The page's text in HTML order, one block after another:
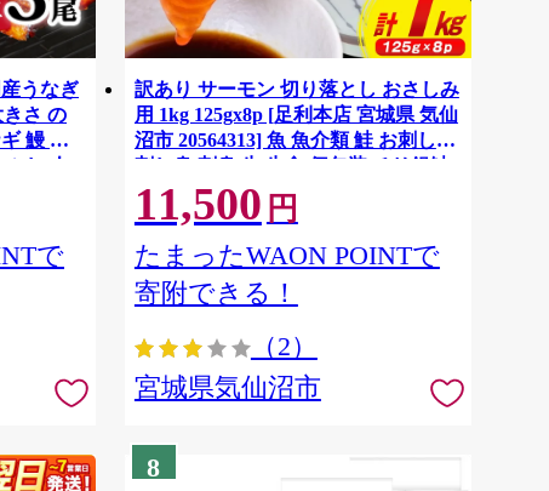
うなぎ
きさ の
鰻 ふ
し 人
冷凍
で
訳あり サーモン 切り落とし おさしみ
用 1kg 125gx8p [足利本店 宮城県 気仙
沼市 20564313] 魚 魚介類 鮭 お刺し身
刺し身 刺身 生 生食 個包装 チリ銀鮭
銀鮭 海鮮 海鮮丼 魚介
11,500 円
たまったWAON POINTで
寄附できる！
（2）
宮城県気仙沼市
8